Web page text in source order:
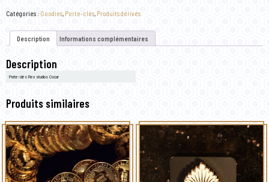
"Rex
Studios"
Oscar
Catégories : Goodies, Porte-clés, Produits dérivés
Description Informations complémentaires
Description
Porte-clés Rex studios Oscar
Produits similaires